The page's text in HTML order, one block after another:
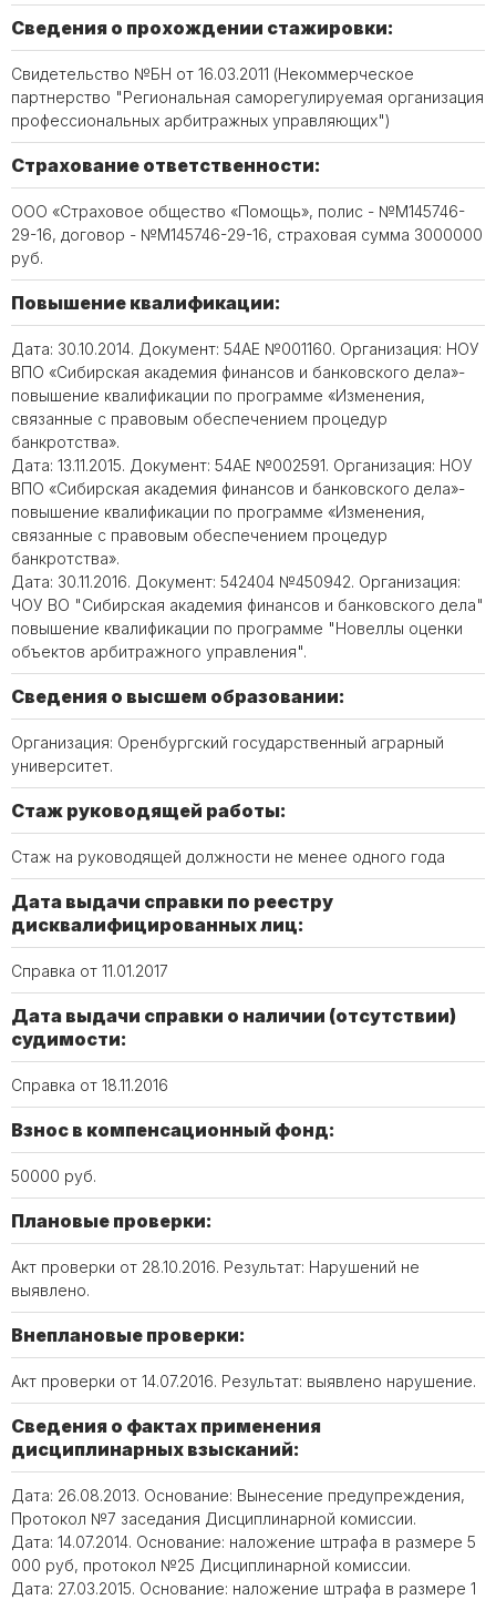
Сведения о прохождении стажировки:
Свидетельство №БН от 16.03.2011 (Некоммерческое
партнерство "Региональная саморегулируемая организация
профессиональных арбитражных управляющих")
Страхование ответственности:
ООО «Страховое общество «Помощь», полис - №М145746-
29-16, договор - №М145746-29-16, страховая сумма 3000000
руб.
Повышение квалификации:
Дата: 30.10.2014. Документ: 54АЕ №001160. Организация: НОУ
ВПО «Сибирская академия финансов и банковского дела»-
повышение квалификации по программе «Изменения,
связанные с правовым обеспечением процедур
банкротства».
Дата: 13.11.2015. Документ: 54АЕ №002591. Организация: НОУ
ВПО «Сибирская академия финансов и банковского дела»-
повышение квалификации по программе «Изменения,
связанные с правовым обеспечением процедур
банкротства».
Дата: 30.11.2016. Документ: 542404 №450942. Организация:
ЧОУ ВО "Сибирская академия финансов и банковского дела"
повышение квалификации по программе "Новеллы оценки
объектов арбитражного управления".
Сведения о высшем образовании:
Организация: Оренбургский государственный аграрный
университет.
Стаж руководящей работы:
Стаж на руководящей должности не менее одного года
Дата выдачи справки по реестру
дисквалифицированных лиц:
Справка от 11.01.2017
Дата выдачи справки о наличии (отсутствии)
судимости:
Справка от 18.11.2016
Взнос в компенсационный фонд:
50000 руб.
Плановые проверки:
Акт проверки от 28.10.2016. Результат: Нарушений не
выявлено.
Внеплановые проверки:
Акт проверки от 14.07.2016. Результат: выявлено нарушение.
Сведения о фактах применения
дисциплинарных взысканий:
Дата: 26.08.2013. Основание: Вынесение предупреждения,
Протокол №7 заседания Дисциплинарной комиссии.
Дата: 14.07.2014. Основание: наложение штрафа в размере 5
000 руб, протокол №25 Дисциплинарной комиссии.
Дата: 27.03.2015. Основание: наложение штрафа в размере 1